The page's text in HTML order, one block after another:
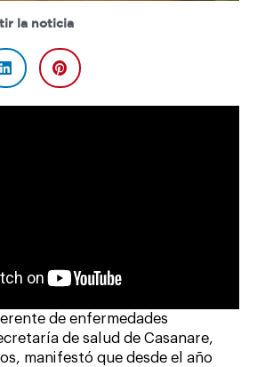
la noticia
de enfermedades
de salud de Casanare,
manifestó que desde el año